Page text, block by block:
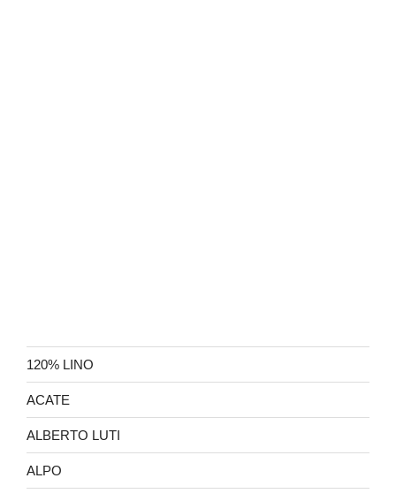
120% LINO
ACATE
ALBERTO LUTI
ALPO